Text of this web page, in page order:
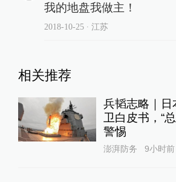
我的地盘我做主！
2018-10-25∙ 江苏
相关推荐
兵韬志略｜
卫白皮书，“
警惕
澎湃防务 9小时前